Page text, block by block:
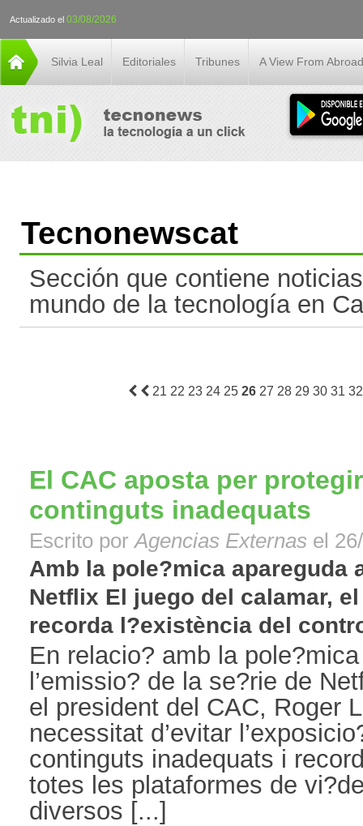
Actualizado el 03/08/2026
Silvia Leal Editoriales Tribunes A View From Abroad
Tecnonewscat
Sección que contiene
mundo de la tecnología en
21 22 23 24 25 26 27 28 29 30 31 32
El CAC aposta per
continguts inadequats
Escrito porAgencias Externas el
Amb la pole?mica apareguda
Netflix El juego del calamar,
recorda l?existència del
En relacio? amb la
l’emissio? de la se?rie de
el president del CAC, Roger
necessitat d’evitar
continguts inadequats i
totes les plataformes de
diversos [...]